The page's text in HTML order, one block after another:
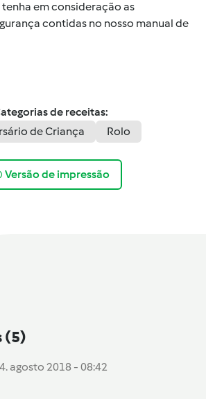
tenha em consideração as
contidas no nosso manual de
de receitas:
de Criança
Rolo
Versão de impressão
(5)
agosto 2018 - 08:42